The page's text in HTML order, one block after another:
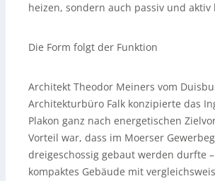
heizen, sondern auch passiv und aktiv
Die Form folgt der Funktion
Architekt Theodor Meiners vom
Architekturbüro Falk konzipierte das
Plakon ganz nach energetischen
Vorteil war, dass im Moerser
dreigeschossig gebaut werden durfte
kompaktes Gebäude mit